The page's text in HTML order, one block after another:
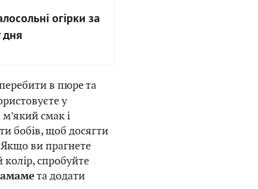
огірки за
дня
в пюре та
у
смак і
бобів, щоб досягти
ви прагнете
спробуйте
та додати